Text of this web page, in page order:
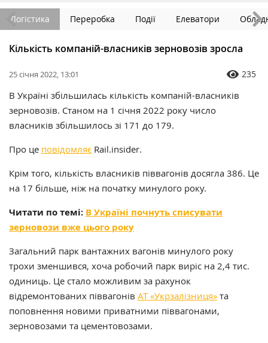
Логістика Переробка Події Елеватори
Кількість компаній-власників зерновозів зросла
25 січня 2022, 13:01 235
В Україні збільшилась кількість компаній-власників
зерновозів. Станом на 1 січня 2022 року число
власників збільшилось зі 171 до 179.
Про це повідомляє Rail.insider.
Крім того, кількість власників піввагонів досягла 386. Це
на 17 більше, ніж на початку минулого року.
Читати по темі: В Україні почнуть списувати
зерновози вже цього року
Загальний парк вантажних вагонів минулого року
трохи зменшився, хоча робочий парк виріс на 2,4 тис.
одиниць. Це стало можливим за рахунок
відремонтованих піввагонів АТ «Укрзалізниця» та
поповнення новими приватними піввагонами,
зерновозами та цементовозами.